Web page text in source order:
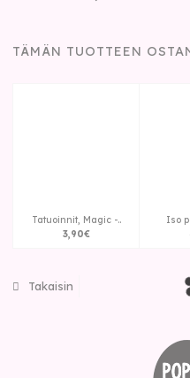
TÄMÄN TUOTTEEN
Tatuoinnit, Magic -..
3,90€
Iso
Takaisin